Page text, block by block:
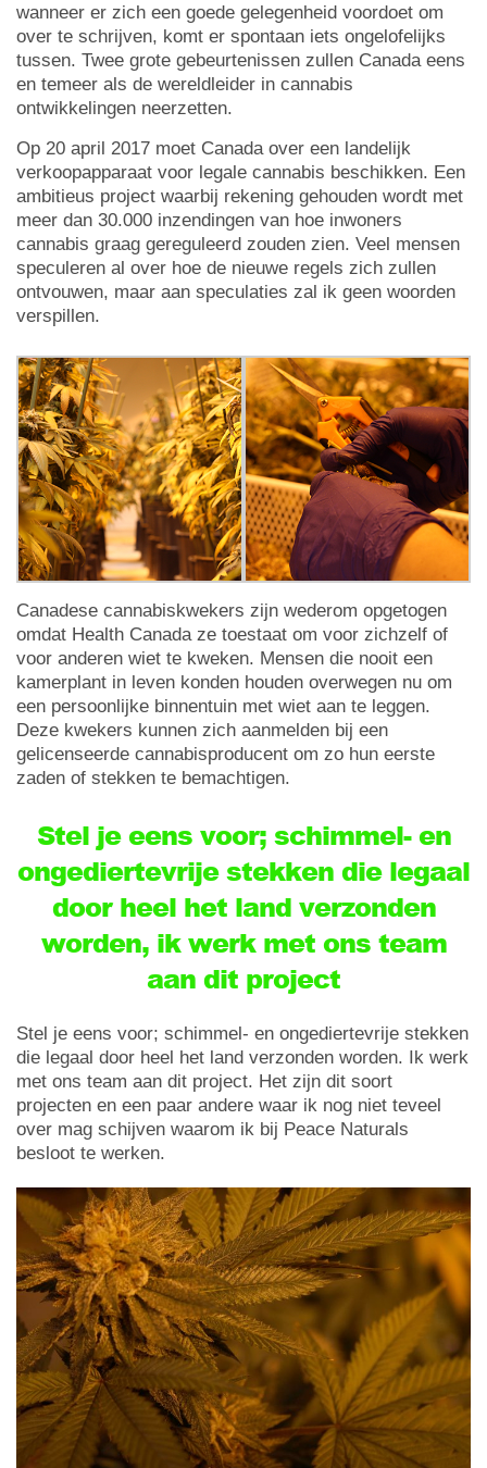
wanneer er zich een goede gelegenheid voordoet om
over te schrijven, komt er spontaan iets ongelofelijks
tussen. Twee grote gebeurtenissen zullen Canada eens
en temeer als de wereldleider in cannabis
ontwikkelingen neerzetten.
Op 20 april 2017 moet Canada over een landelijk
verkoopapparaat voor legale cannabis beschikken. Een
ambitieus project waarbij rekening gehouden wordt met
meer dan 30.000 inzendingen van hoe inwoners
cannabis graag gereguleerd zouden zien. Veel mensen
speculeren al over hoe de nieuwe regels zich zullen
ontvouwen, maar aan speculaties zal ik geen woorden
verspillen.
Canadese cannabiskwekers zijn wederom opgetogen
omdat Health Canada ze toestaat om voor zichzelf of
voor anderen wiet te kweken. Mensen die nooit een
kamerplant in leven konden houden overwegen nu om
een persoonlijke binnentuin met wiet aan te leggen.
Deze kwekers kunnen zich aanmelden bij een
gelicenseerde cannabisproducent om zo hun eerste
zaden of stekken te bemachtigen.
Stel je eens voor; schimmel- en
ongediertevrije stekken die legaal
door heel het land verzonden
worden, ik werk met ons team
aan dit project
Stel je eens voor; schimmel- en ongediertevrije stekken
die legaal door heel het land verzonden worden. Ik werk
met ons team aan dit project. Het zijn dit soort
projecten en een paar andere waar ik nog niet teveel
over mag schijven waarom ik bij Peace Naturals
besloot te werken.